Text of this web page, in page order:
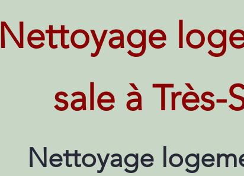
Nettoyage
sale à
Nettoyage